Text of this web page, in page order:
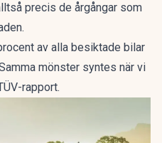
precis de årgångar som
av alla besiktade bilar
mönster syntes när vi
rapport.